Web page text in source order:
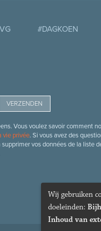
#DAGKOEN
Vous voulez savoir comment
vie privée. Si vous avez des
vos données de la liste
Wij gebruiken
doeleinden:
Inhoud van